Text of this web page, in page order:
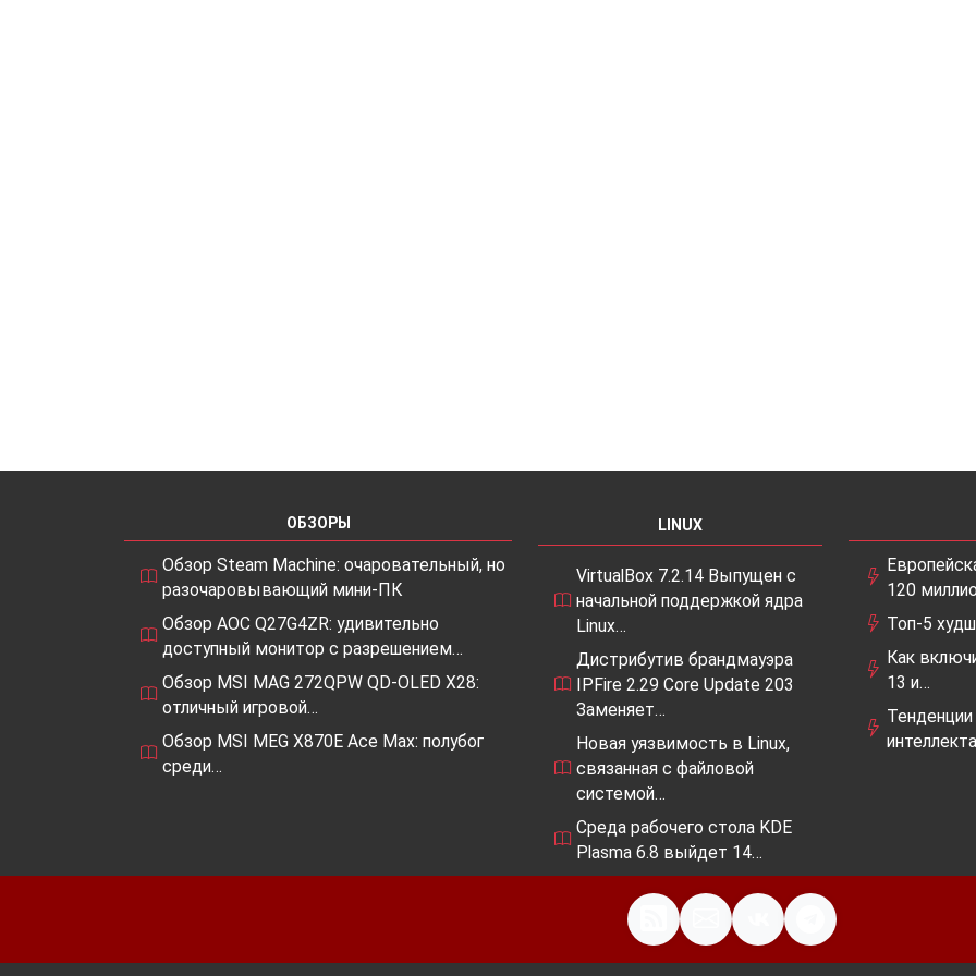
ОБЗОРЫ
Обзор Steam Machine: очаровательный, но
разочаровывающий мини-ПК
Обзор AOC Q27G4ZR: удивительно
доступный монитор с разрешением…
Обзор MSI MAG 272QPW QD-OLED X28:
отличный игровой…
Обзор MSI MEG X870E Ace Max: полубог
среди…
LINUX
VirtualBox 7.2.14 Выпущен с
начальной поддержкой ядра
Linux…
Дистрибутив брандмауэра
IPFire 2.29 Core Update 203
Заменяет…
Новая уязвимость в Linux,
связанная с файловой
системой…
Среда рабочего стола KDE
Plasma 6.8 выйдет 14…
120
Топ-5
Как
13 и…